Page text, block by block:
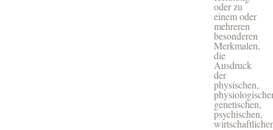
oder zu
einem oder
mehreren
besonderen
Merkmalen,
die
Ausdruck
der
physischen,
genetischen,
psychischen,